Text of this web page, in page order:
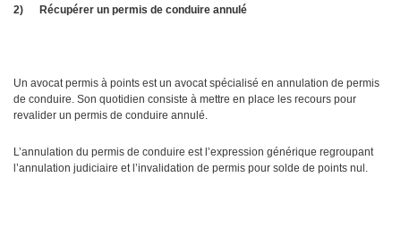
2) Récupérer un permis de conduire annulé
Un avocat permis à points est un avocat spécialisé en annulation de permis
de conduire. Son quotidien consiste à mettre en place les recours pour
revalider un permis de conduire annulé.
L’annulation du permis de conduire est l’expression générique regroupant
l’annulation judiciaire et l’invalidation de permis pour solde de points nul.